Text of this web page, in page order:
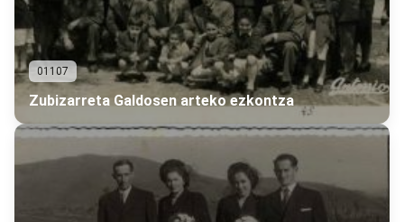
01107
Zubizarreta Galdosen arteko ezkontza